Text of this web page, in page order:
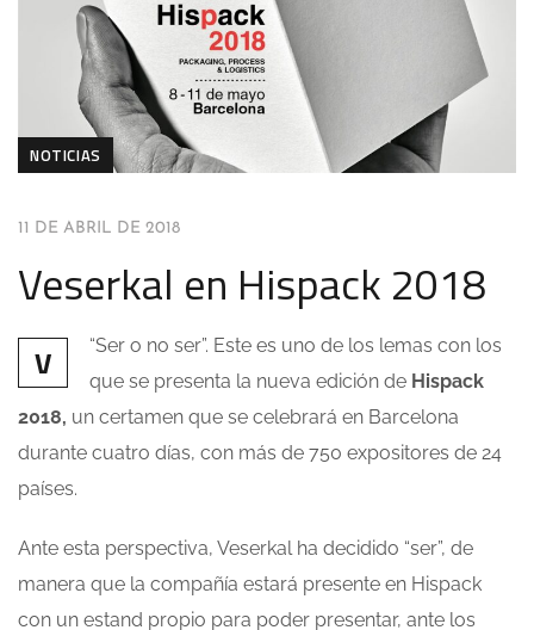
NOTICIAS
11 DE ABRIL DE 2018
Veserkal en Hispack 2018
V
“Ser o no ser”. Este es uno de los lemas con los
que se presenta la nueva edición de Hispack
2018, un certamen que se celebrará en Barcelona
durante cuatro días, con más de 750 expositores de 24
países.
Ante esta perspectiva, Veserkal ha decidido “ser”, de
manera que la compañía estará presente en Hispack
con un estand propio para poder presentar, ante los